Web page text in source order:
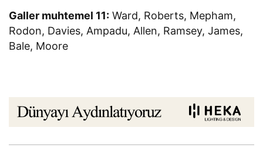
Galler muhtemel 11: Ward, Roberts, Mepham,
Rodon, Davies, Ampadu, Allen, Ramsey, James,
Bale, Moore